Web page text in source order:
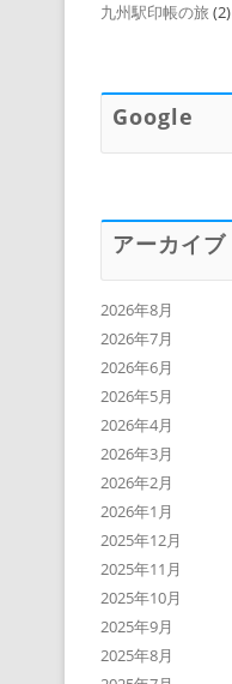
九州駅印帳の旅 (2)
Google
アーカイブ
2026年8月
2026年7月
2026年6月
2026年5月
2026年4月
2026年3月
2026年2月
2026年1月
2025年12月
2025年11月
2025年10月
2025年9月
2025年8月